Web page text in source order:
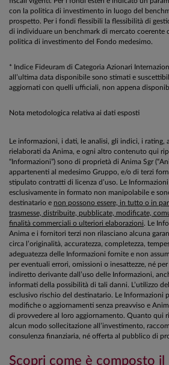
con la politica di investimento in luogo del
prospetto. Per i fondi flessibili la flessibilità di
di individuare un benchmark di mercato coerente
politica di investimento del Fondo medesimo.
* Indice Fideuram di Categoria Azionari
all’ultima data disponibile sono stimati e
aggiornati con quelli ufficiali, non appena
Nota metodologica relativa ai dati esposti
Le informazioni, i dati, le analisi, gli indici, i rating,
rielaborati da Anima, e ogni altro contenuto qui
“Informazioni”) sono di proprietà di Anima Sgr
appartenenti al medesimo Gruppo, e/o di terzi
stipulato contratti di licenza d’uso. Le
esclusivamente in formato non manipolabile e
destinatario e non possono essere, in tutto o in
trasmesse, distribuite, pubblicate, modificate,
finalità commerciali o ulteriori elaborazioni. Le
Anima e i fornitori terzi non rilasciano alcuna
circa l’originalità, accuratezza, completezza,
adeguatezza delle Informazioni fornite e non
per eventuali errori, omissioni o inesattezze, né
indiretto derivante dall’uso delle Informazioni,
informati della possibilità di tali danni. L’utilizzo
esclusivo rischio del destinatario. Le Informazioni
modifiche o aggiornamenti senza preavviso e
di provvedere al loro aggiornamento. Quanto qui
alcun modo sollecitazione all’investimento,
consulenza finanziaria, né offerta al pubblico di
Scopri come è composto il